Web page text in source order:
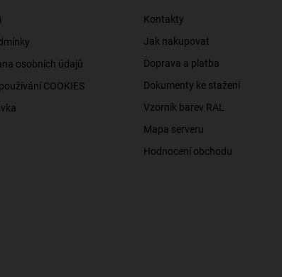
osobních údajů
COOKIES
Kontakty
Jak nakupovat
Doprava a platba
Dokumenty ke stažení
Vzorník barev RAL
Mapa serveru
Hodnocení obchodu